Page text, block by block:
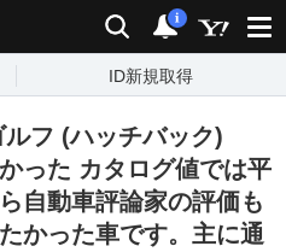
検索 通知
i
ID新規取得
フ (ハッチバック)
った カタログ値では平
自動車評論家の評価も
かった車です。主に通